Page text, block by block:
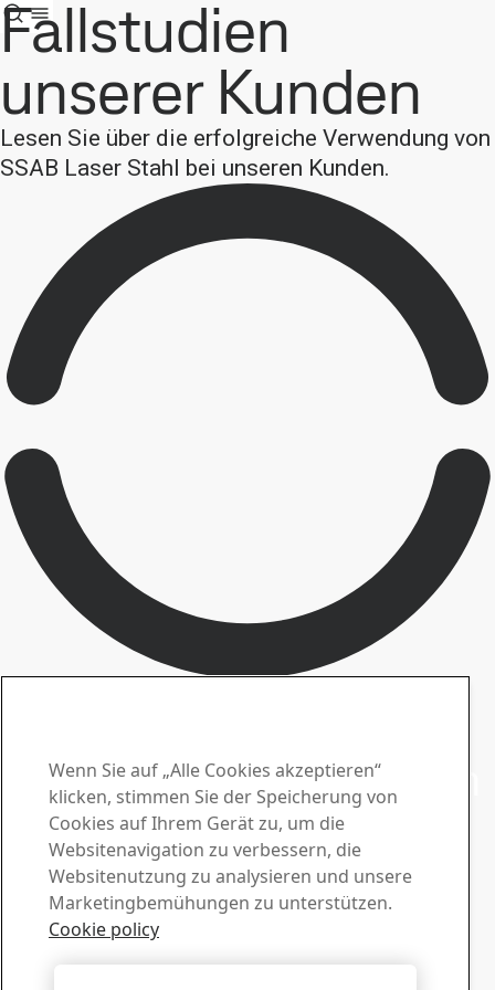
Fallstudien
unserer Kunden
Lesen Sie über die erfolgreiche Verwendung von
SSAB Laser Stahl bei unseren Kunden.
bei Fragen oder Anfragen
Download-Center
Laden Sie Broschüren, Zertifikate und anderes Material
von SSAB herunter.
Zu den Downloads
Vertrieb
Wenden Sie sich bei Fragen zum Verkauf und zu
Wenn Sie auf „Alle Cookies akzeptieren“
klicken, stimmen Sie der Speicherung von
Cookies auf Ihrem Gerät zu, um die
Websitenavigation zu verbessern, die
Websitenutzung zu analysieren und unsere
Marketingbemühungen zu unterstützen.
Cookie policy